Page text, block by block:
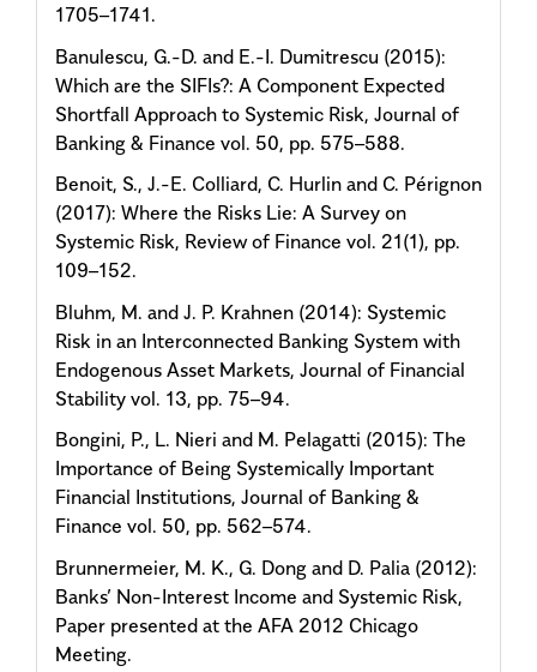
1705–1741.
Banulescu, G.-D. and E.-I. Dumitrescu (2015):
Which are the SIFIs?: A Component Expected
Shortfall Approach to Systemic Risk, Journal of
Banking & Finance vol. 50, pp. 575–588.
Benoit, S., J.-E. Colliard, C. Hurlin and C. Pérignon
(2017): Where the Risks Lie: A Survey on
Systemic Risk, Review of Finance vol. 21(1), pp.
109–152.
Bluhm, M. and J. P. Krahnen (2014): Systemic
Risk in an Interconnected Banking System with
Endogenous Asset Markets, Journal of Financial
Stability vol. 13, pp. 75–94.
Bongini, P., L. Nieri and M. Pelagatti (2015): The
Importance of Being Systemically Important
Financial Institutions, Journal of Banking &
Finance vol. 50, pp. 562–574.
Brunnermeier, M. K., G. Dong and D. Palia (2012):
Banks’ Non-Interest Income and Systemic Risk,
Paper presented at the AFA 2012 Chicago
Meeting.